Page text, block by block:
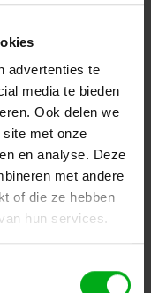
advertenties te
media te bieden
Ook delen we
met onze
en analyse. Deze
met andere
of die ze hebben
hun services.
maar wij
vraag naar
onze andere